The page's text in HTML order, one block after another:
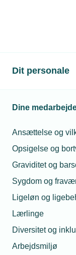
Dit personale
Dine
Ansættelse og
Opsigelse og
Graviditet og
Sygdom og
Ligeløn og
Lærlinge
Diversitet og
Arbejdsmiljø
VVS-
Dansk
Se VVS-
Ældre